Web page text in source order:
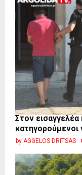
Στον εισαγγελέα
κατηγορούμενοι
by AGGELOS DRITSAS